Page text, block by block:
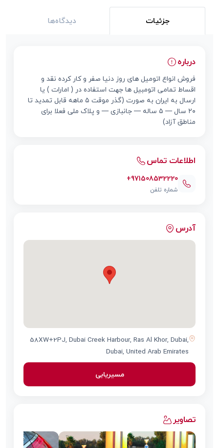
جزئیات دیدگاه‌ها
درباره
فروش انواع اتومیل های روز دنیا صفر و کار کرده نقد و
اقساط تمامی اتومبیل ها جهت استفاده در ( امارات ) یا
ارسال به ایران به صورت (گذر موقت ۵ ماهه قابل تمدید تا
۲۰ سال — ۵ ساله — جانبازی — و پلاک ملی فعلا برای
مناطق آزاد)
اطلاعات تماس
+971508532220
شماره تلفن
آدرس
58XW+2PJ, Dubai Creek Harbour, Ras Al Khor, Dubai,
Dubai, United Arab Emirates
مسیریابی
تصاویر